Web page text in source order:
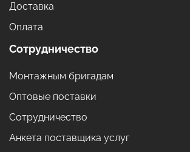
Доставка
Оплата
Сотрудничество
Монтажным бригадам
Оптовые поставки
Сотрудничество
Анкета поставщика услуг